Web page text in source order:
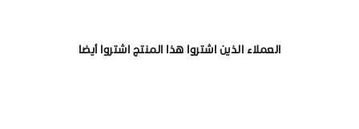
العملاء الذين اشتروا هذا المنتج اشتروا أيضا